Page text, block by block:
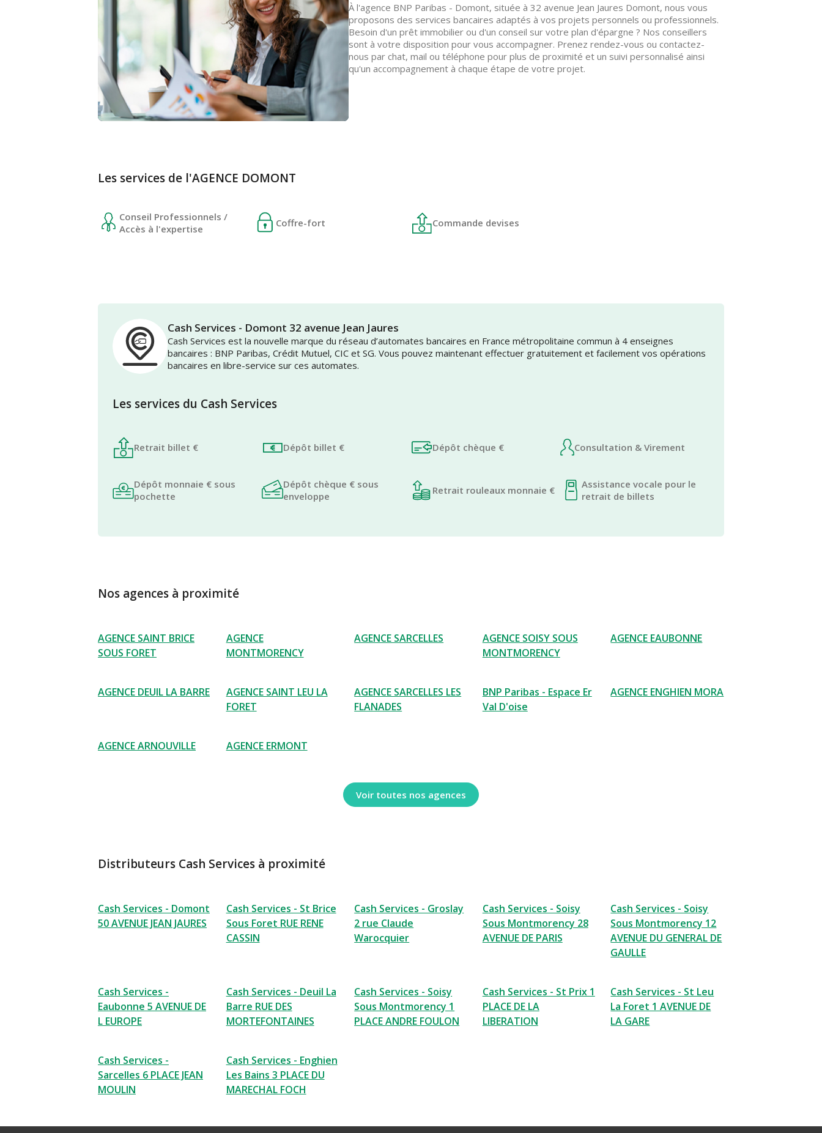
À l'agence BNP Paribas - Domont, située à 32 avenue Jean Jaures Domont, nous vous
proposons des services bancaires adaptés à vos projets personnels ou professionnels.
Besoin d'un prêt immobilier ou d'un conseil sur votre plan d'épargne ? Nos conseillers
sont à votre disposition pour vous accompagner. Prenez rendez-vous ou contactez-
nous par chat, mail ou téléphone pour plus de proximité et un suivi personnalisé ainsi
qu'un accompagnement à chaque étape de votre projet.
Les services de l'AGENCE DOMONT
Conseil Professionnels /
Accès à l'expertise
Coffre-fort Commande devises
Cash Services - Domont 32 avenue Jean Jaures
Cash Services est la nouvelle marque du réseau d’automates bancaires en France métropolitaine commun à 4 enseignes
bancaires : BNP Paribas, Crédit Mutuel, CIC et SG. Vous pouvez maintenant effectuer gratuitement et facilement vos opérations
bancaires en libre-service sur ces automates.
Les services du Cash Services
Retrait billet € Dépôt billet € Dépôt chèque € Consultation & Virement
Dépôt monnaie € sous
pochette
Dépôt chèque € sous
enveloppe
Retrait rouleaux monnaie €
Assistance vocale pour le
retrait de billets
Nos agences à proximité
AGENCE SAINT BRICE
SOUS FORET
AGENCE
MONTMORENCY
AGENCE SARCELLES
AGENCE SOISY SOUS
MONTMORENCY
AGENCE EAUBONNE
AGENCE DEUIL LA BARRE
AGENCE SAINT LEU LA
FORET
AGENCE SARCELLES LES
FLANADES
BNP Paribas - Espace Er
Val D'oise
AGENCE ENGHIEN MORA
AGENCE ARNOUVILLE AGENCE ERMONT
Voir toutes nos agences
Distributeurs Cash Services à proximité
Cash Services - Domont
50 AVENUE JEAN JAURES
Cash Services - St Brice
Sous Foret RUE RENE
CASSIN
Cash Services - Groslay
2 rue Claude
Warocquier
Cash Services - Soisy
Sous Montmorency 28
AVENUE DE PARIS
Cash Services - Soisy
Sous Montmorency 12
AVENUE DU GENERAL DE
GAULLE
Cash Services -
Eaubonne 5 AVENUE DE
L EUROPE
Cash Services - Deuil La
Barre RUE DES
MORTEFONTAINES
Cash Services - Soisy
Sous Montmorency 1
PLACE ANDRE FOULON
Cash Services - St Prix 1
PLACE DE LA
LIBERATION
Cash Services - St Leu
La Foret 1 AVENUE DE
LA GARE
Cash Services -
Sarcelles 6 PLACE JEAN
MOULIN
Cash Services - Enghien
Les Bains 3 PLACE DU
MARECHAL FOCH